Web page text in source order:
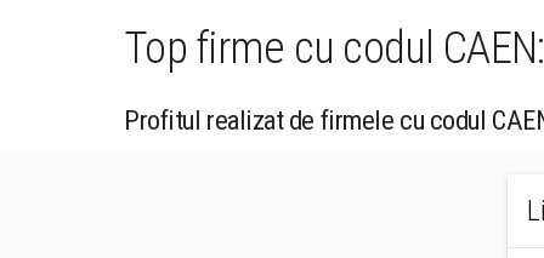
Top firme cu codul
Profitul realizat de firmele cu codul